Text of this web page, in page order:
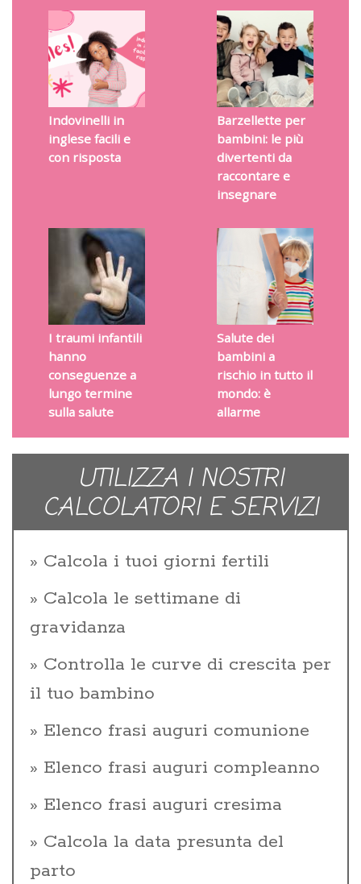
Indovinelli in
inglese facili e
con risposta
Barzellette per
bambini: le più
divertenti da
raccontare e
insegnare
I traumi infantili
hanno
conseguenze a
lungo termine
sulla salute
Salute dei
bambini a
rischio in tutto il
mondo: è
allarme
UTILIZZA I NOSTRI
CALCOLATORI E SERVIZI
Calcola i tuoi giorni fertili
Calcola le settimane di
gravidanza
Controlla le curve di crescita per
il tuo bambino
Elenco frasi auguri comunione
Elenco frasi auguri compleanno
Elenco frasi auguri cresima
Calcola la data presunta del
parto